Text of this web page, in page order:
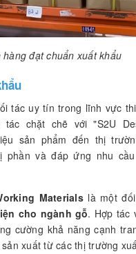
hàng đạt chuẩn xuất khẩu
tác uy tín trong lĩnh vực
chặt chẽ với "S2U
sản phẩm đến thị
phần và đáp ứng nhu
Materials là một
cho ngành gỗ. Hợp tác
cường khả năng cạnh
xuất từ các thị trường